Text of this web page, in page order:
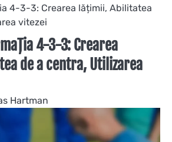
4-3-3: Crearea lățimii, Abilitatea
vitezei
4-3-3: Crearea
de a centra, Utilizarea
Hartman